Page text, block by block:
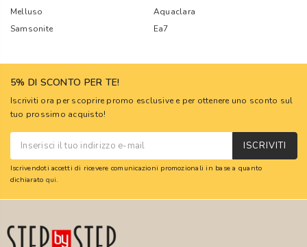
Melluso
Aquaclara
Samsonite
Ea7
5% DI SCONTO PER TE!
Iscriviti ora per scoprire promo esclusive e per ottenere uno sconto sul
tuo prossimo acquisto!
ISCRIVITI
Iscrivendoti accetti di ricevere comunicazioni promozionali in base a quanto
dichiarato qui.